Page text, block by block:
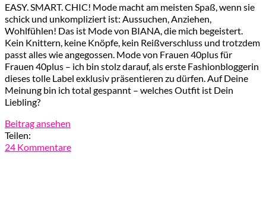
EASY. SMART. CHIC! Mode macht am meisten Spaß, wenn sie
schick und unkompliziert ist: Aussuchen, Anziehen,
Wohlfühlen! Das ist Mode von BIANA, die mich begeistert.
Kein Knittern, keine Knöpfe, kein Reißverschluss und trotzdem
passt alles wie angegossen. Mode von Frauen 40plus für
Frauen 40plus – ich bin stolz darauf, als erste Fashionbloggerin
dieses tolle Label exklusiv präsentieren zu dürfen. Auf Deine
Meinung bin ich total gespannt – welches Outfit ist Dein
Liebling?
Beitrag ansehen
Teilen:
24 Kommentare